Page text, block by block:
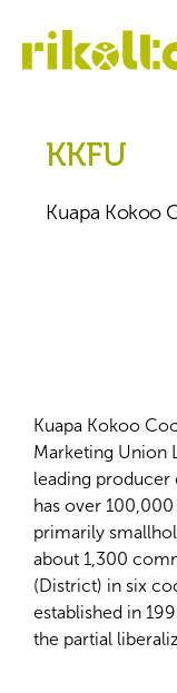
KKFU
Kuapa Kokoo
Kuapa Kokoo
Marketing Union
leading producer
has over
primarily
about 1,300
(District) in six
established in
the partial